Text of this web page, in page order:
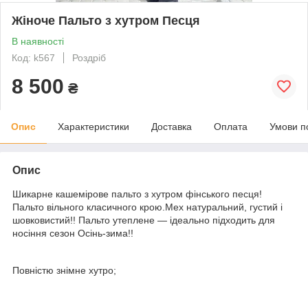
Жіноче Пальто з хутром Песця
В наявності
Код: k567
Роздріб
8 500 ₴
Опис Характеристики Доставка Оплата Умови
Опис
Шикарне кашемірове пальто з хутром фінського песця!
Пальто вільного класичного крою.Мех натуральний, густий і
шовковистий!! Пальто утеплене — ідеально підходить для
носіння сезон Осінь-зима!!
Повністю знімне хутро;